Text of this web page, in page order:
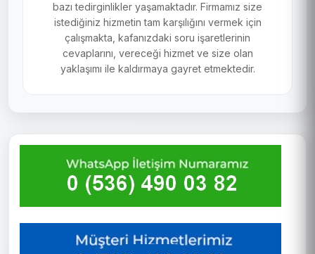
bazı tedirginlikler yaşamaktadır. Firmamız size
istediğiniz hizmetin tam karşılığını vermek için
çalışmakta, kafanızdaki soru işaretlerinin
cevaplarını, vereceği hizmet ve size olan
yaklaşımı ile kaldırmaya gayret etmektedir.